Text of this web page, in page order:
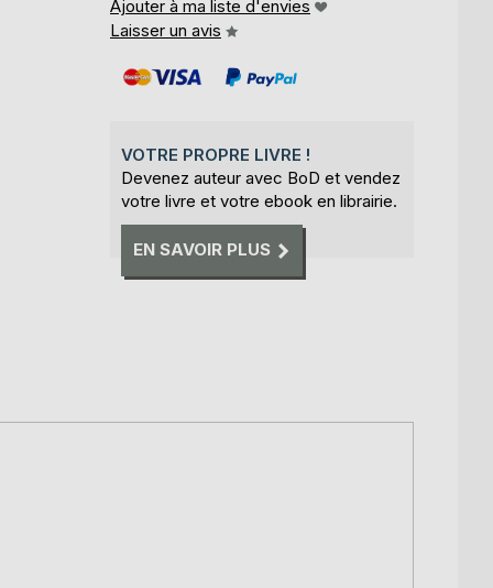
Ajouter à ma liste d'envies
Laisser un avis
VOTRE PROPRE LIVRE !
Devenez auteur avec BoD et vendez
votre livre et votre ebook en librairie.
EN SAVOIR PLUS